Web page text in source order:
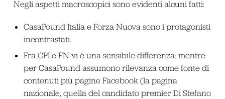
Negli aspetti macroscopici sono evidenti alcuni fatti:
CasaPound Italia e Forza Nuova sono i protagonisti
incontrastati.
Fra CPI e FN vi è una sensibile differenza: mentre
per CasaPound assumono rilevanza come fonte di
contenuti più pagine Facebook (la pagina
nazionale, quella del candidato premier Di Stefano